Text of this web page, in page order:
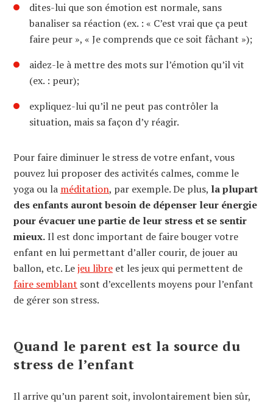
dites-lui que son émotion est normale, sans
banaliser sa réaction (ex. : « C’est vrai que ça peut
faire peur », « Je comprends que ce soit fâchant »);
aidez-le à mettre des mots sur l’émotion qu’il vit
(ex. : peur);
expliquez-lui qu’il ne peut pas contrôler la
situation, mais sa façon d’y réagir.
Pour faire diminuer le stress de votre enfant, vous
pouvez lui proposer des activités calmes, comme le
yoga ou la méditation, par exemple. De plus, la plupart
des enfants auront besoin de dépenser leur énergie
pour évacuer une partie de leur stress et se sentir
mieux.Il est donc important de faire bouger votre
enfant en lui permettant d’aller courir, de jouer au
ballon, etc. Lejeu libre et les jeux qui permettent de
faire semblant sont d’excellents moyens pour l’enfant
de gérer son stress.
Quand le parent est la source du
stress de l’enfant
Il arrive qu’un parent soit, involontairement bien sûr,